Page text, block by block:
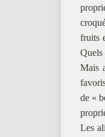
fruits
Quels
Mais
de «
Les